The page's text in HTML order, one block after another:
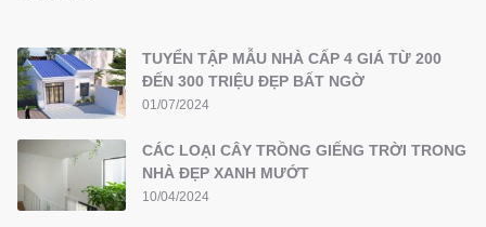
TUYỂN TẬP MẪU NHÀ CẤP 4 GIÁ TỪ 200
ĐẾN 300 TRIỆU ĐẸP BẤT NGỜ
01/07/2024
CÁC LOẠI CÂY TRỒNG GIẾNG TRỜI TRONG
NHÀ ĐẸP XANH MƯỚT
10/04/2024